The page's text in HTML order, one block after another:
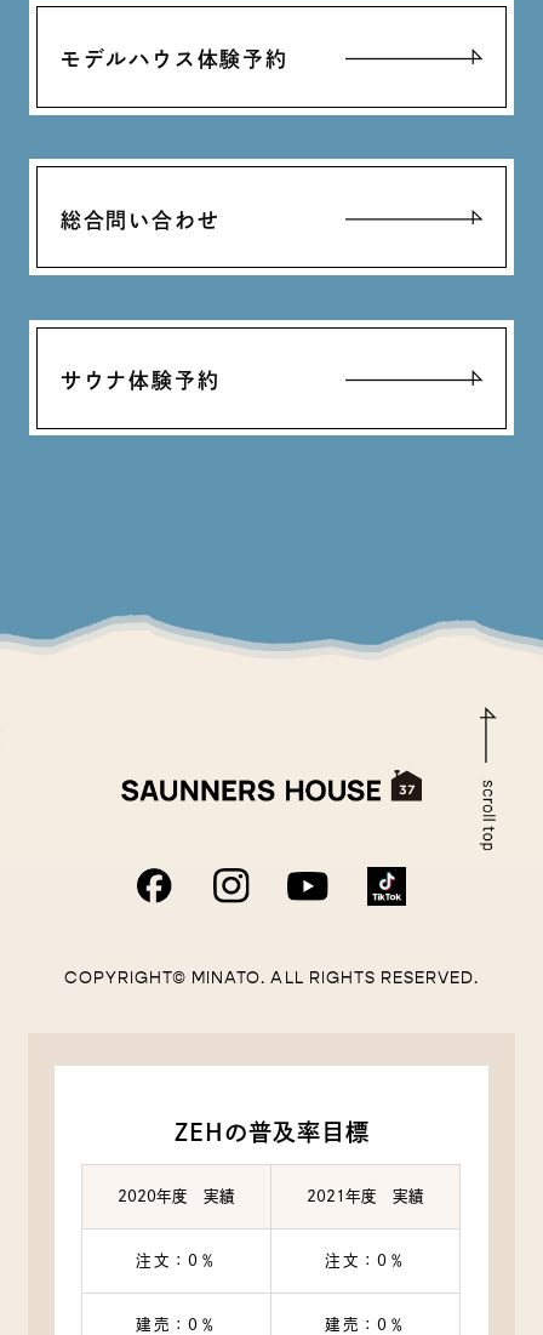
モデルハウス体験予約
総合問い合わせ
サウナ体験予約
COPYRIGHT© MINATO. ALL RIGHTS RESERVED.
ZEHの普及率目標
2020年度 実績 2021年度 実績
注文：0％ 注文：0％
建売：0％ 建売：0％